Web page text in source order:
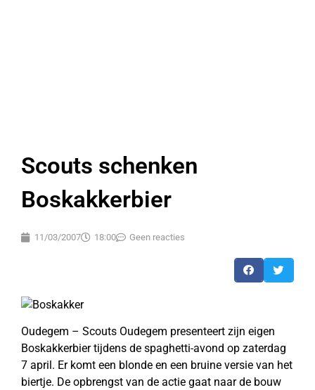
Scouts schenken
Boskakkerbier
11/03/2007 18:00 Geen reacties
Oudegem – Scouts Oudegem presenteert zijn eigen
Boskakkerbier tijdens de spaghetti-avond op zaterdag
7 april. Er komt een blonde en een bruine versie van het
biertje. De opbrengst van de actie gaat naar de bouw